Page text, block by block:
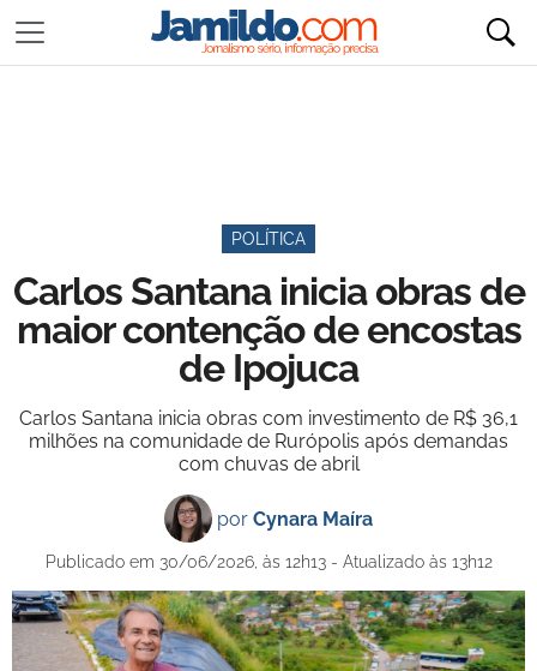
POLÍTICA
Carlos Santana inicia obras de
maior contenção de encostas
de Ipojuca
Carlos Santana inicia obras com investimento de R$ 36,1
milhões na comunidade de Rurópolis após demandas
com chuvas de abril
por Cynara Maíra
Publicado em 30/06/2026, às 12h13 - Atualizado às 13h12